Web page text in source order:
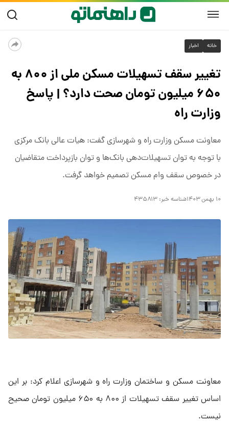
خانه اخبار
تغییر سقف تسهیلات مسکن ملی از ۸۰۰ به
۶۵۰ میلیون تومان صحت دارد؟ | پاسخ
وزارت راه
معاونت مسکن وزارت راه و شهرسازی گفت: هیات‌ عالی بانک مرکزی
با توجه به توان تسهیلات‌دهی بانک‌ها و توان بازپرداخت متقاضیان
در خصوص سقف وام مسکن تصمیم‌ خواهد گرفت.
۱۰ بهمن ۱۴۰۳ شناسه خبر: ۴۳۵۸۱۳
معاونت مسکن و ساختمان وزارت راه و شهرسازی اعلام کرد: بر این
اساس تغییر سقف تسهیلات از ۸۰۰ به ۶۵۰ میلیون تومان صحیح
نیست.